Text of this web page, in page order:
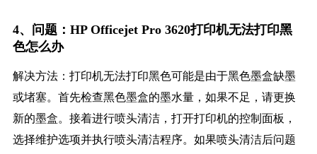
4、问题：HP Officejet Pro 3620打印机无法打印黑
色怎么办
解决方法：打印机无法打印黑色可能是由于黑色墨盒缺墨
或堵塞。首先检查黑色墨盒的墨水量，如果不足，请更换
新的墨盒。接着进行喷头清洁，打开打印机的控制面板，
选择维护选项并执行喷头清洁程序。如果喷头清洁后问题